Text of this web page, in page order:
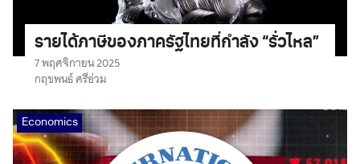
รายได้ภาษีของภาครัฐไทยที่กำลัง “รั่วไหล”
7 พฤศจิกายน 2025
กฤชพนธ์ ศรีอ่วม
Economics